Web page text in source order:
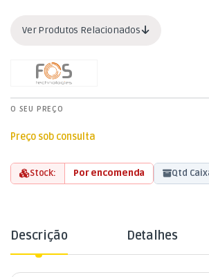
Ver Produtos Relacionados
O SEU PREÇO
Preço sob consulta
Stock: Por encomenda Qtd
Descrição Detalhes